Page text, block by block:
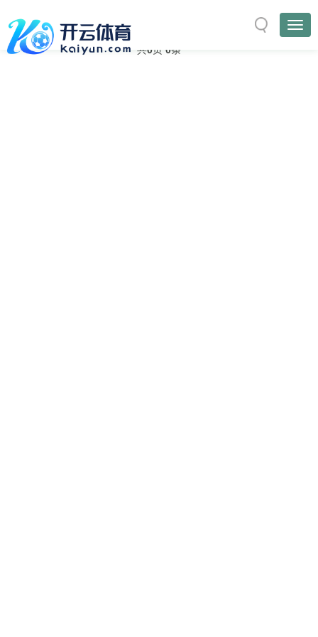
首页
TAG标签
共0页 0条